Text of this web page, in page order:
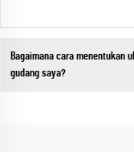
Bagaimana cara menentukan
gudang saya?